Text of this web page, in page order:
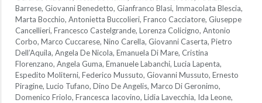
Barrese, Giovanni Benedetto, Gianfranco Blasi, Immacolata Blescia,
Marta Bocchio, Antonietta Buccolieri, Franco Cacciatore, Giuseppe
Cancellieri, Francesco Castelgrande, Lorenza Colicigno, Antonio
Corbo, Marco Cuccarese, Nino Carella, Giovanni Caserta, Pietro
Dell’Aquila, Angela De Nicola, Emanuela Di Mare, Cristina
Florenzano, Angela Guma, Emanuele Labanchi, Lucia Lapenta,
Espedito Moliterni, Federico Mussuto, Giovanni Mussuto, Ernesto
Piragine, Lucio Tufano, Dino De Angelis, Marco Di Geronimo,
Domenico Friolo, Francesca Iacovino, Lidia Lavecchia, Ida Leone,